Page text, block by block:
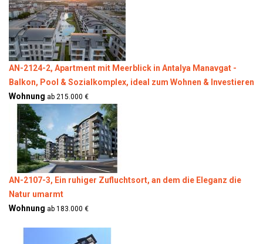
AN-2124-2, Apartment mit Meerblick in Antalya Manavgat -
Balkon, Pool & Sozialkomplex, ideal zum Wohnen & Investieren
Wohnung ab 215.000 €
AN-2107-3, Ein ruhiger Zufluchtsort, an dem die Eleganz die
Natur umarmt
Wohnung ab 183.000 €